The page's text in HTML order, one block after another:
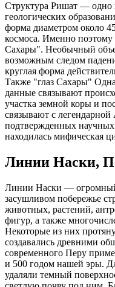
Структура Ришат — одно
геологических
форма диаметром около
космоса. Именно поэтому
Сахары". Необычный
возможным следом
круглая форма
Также "глаз Сахары"
данные связывают
участка земной коры и
связывают с
подтвержденных
находилась мифическая
Линии Наски,
Линии Наски — огромный
засушливом побережье
животных, растений,
фигур, а также
Некоторые из них
создавались древними
современного Перу
и 500 годом нашей эры.
удаляли темный